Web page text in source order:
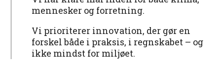
mennesker og forretning.
Vi prioriterer innovation, der gør en
forskel både i praksis, i regnskabet – og
ikke mindst for miljøet.